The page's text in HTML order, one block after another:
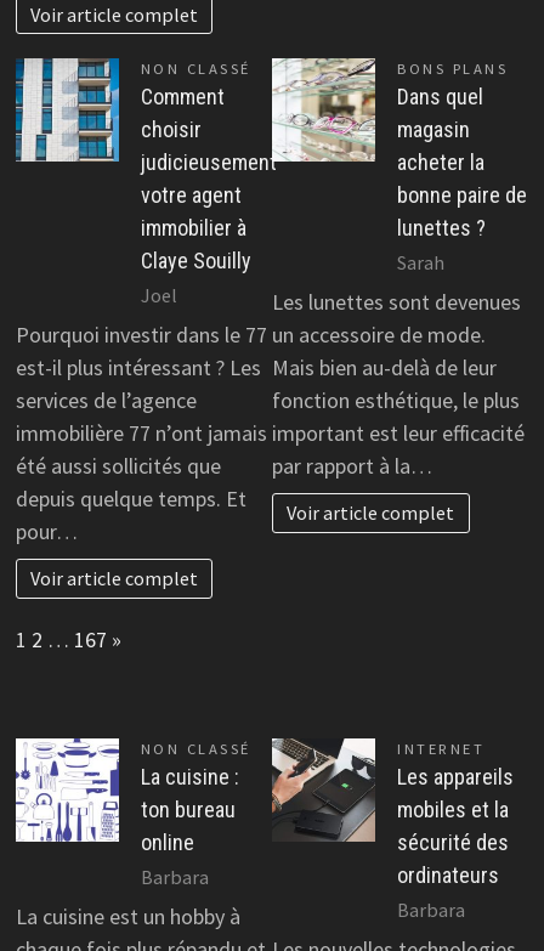
Voir article complet
NON CLASSÉ
Comment
choisir
judicieusement
votre agent
immobilier à
Claye Souilly
Joel
Pourquoi investir dans le 77
est-il plus intéressant ? Les
services de l’agence
immobilière 77 n’ont jamais
été aussi sollicités que
depuis quelque temps. Et
pour…
Voir article complet
BONS PLANS
Dans quel
magasin
acheter la
bonne paire de
lunettes ?
Sarah
Les lunettes sont devenues
un accessoire de mode.
Mais bien au-delà de leur
fonction esthétique, le plus
important est leur efficacité
par rapport à la…
Voir article complet
Page:
1 2 … 167 Next
»
NON CLASSÉ
La cuisine :
ton bureau
online
Barbara
La cuisine est un hobby à
INTERNET
Les appareils
mobiles et la
sécurité des
ordinateurs
Barbara